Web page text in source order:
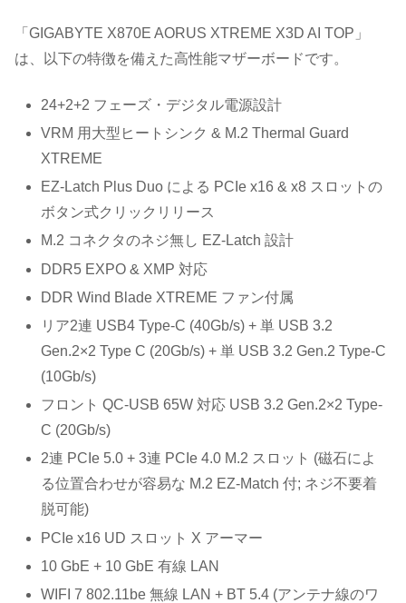
「GIGABYTE X870E AORUS XTREME X3D AI TOP」
は、以下の特徴を備えた高性能マザーボードです。
24+2+2 フェーズ・デジタル電源設計
VRM 用大型ヒートシンク & M.2 Thermal Guard
XTREME
EZ-Latch Plus Duo による PCIe x16 & x8 スロットの
ボタン式クリックリリース
M.2 コネクタのネジ無し EZ-Latch 設計
DDR5 EXPO & XMP 対応
DDR Wind Blade XTREME ファン付属
リア2連 USB4 Type-C (40Gb/s) + 単 USB 3.2
Gen.2×2 Type C (20Gb/s) + 単 USB 3.2 Gen.2 Type-C
(10Gb/s)
フロント QC-USB 65W 対応 USB 3.2 Gen.2×2 Type-
C (20Gb/s)
2連 PCIe 5.0 + 3連 PCIe 4.0 M.2 スロット (磁石によ
る位置合わせが容易な M.2 EZ-Match 付; ネジ不要着
脱可能)
PCIe x16 UD スロット X アーマー
10 GbE + 10 GbE 有線 LAN
WIFI 7 802.11be 無線 LAN + BT 5.4 (アンテナ線のワ